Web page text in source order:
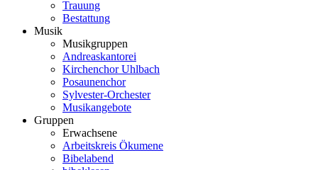
Trauung
Bestattung
Musik
Musikgruppen
Andreaskantorei
Kirchenchor Uhlbach
Posaunenchor
Sylvester-Orchester
Musikangebote
Gruppen
Erwachsene
Arbeitskreis Ökumene
Bibelabend